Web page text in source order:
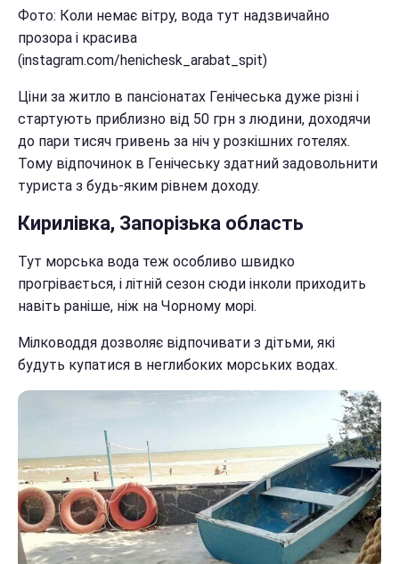
Фото: Коли немає вітру, вода тут надзвичайно
прозора і красива
(instagram.com/henichesk_arabat_spit)
Ціни за житло в пансіонатах Генічеська дуже різні і
стартують приблизно від 50 грн з людини, доходячи
до пари тисяч гривень за ніч у розкішних готелях.
Тому відпочинок в Генічеську здатний задовольнити
туриста з будь-яким рівнем доходу.
Кирилівка, Запорізька область
Тут морська вода теж особливо швидко
прогрівається, і літній сезон сюди інколи приходить
навіть раніше, ніж на Чорному морі.
Мілководдя дозволяє відпочивати з дітьми, які
будуть купатися в неглибоких морських водах.